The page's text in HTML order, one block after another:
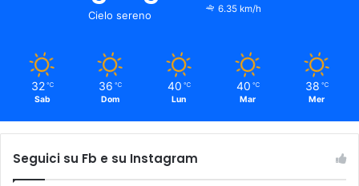
Cielo sereno 6.35 km/h
32 ℃
Sab
36 ℃
Dom
40 ℃
Lun
40 ℃
Mar
38 ℃
Mer
Seguici su Fb e su Instagram